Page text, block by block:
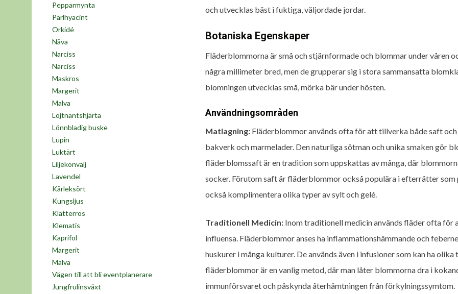
och utvecklas bäst i fuktiga, väljordade jordar.
Botaniska Egenskaper
Fläderblommorna är små och stjärnformade och blommar under våren
några millimeter bred, men de grupperar sig i stora sammansatta
blomningen utvecklas små, mörka bär under hösten.
Användningsområden
Matlagning: Fläderblommor används ofta för att tillverka både saft
bakverk och marmelader. Den naturliga sötman och unika smaken gör
fläderblomssaft är en tradition som uppskattas av många, där
socker. Förutom saft är fläderblommor också populära i efterrätter
också komplimentera olika typer av sylt och gelé.
Traditionell Medicin: Inom traditionell medicin används fläder ofta
influensa. Fläderblommor anses ha inflammationshämmande och
huskurer i många kulturer. De används även i infusioner som kan ha
fläderblommor är en vanlig metod, där man låter blommorna dra i
immunförsvaret och påskynda återhämtningen från förkylningssymtom.
Pepparmynta
Pärlhyacint
Orkidé
Näva
Narciss
Narciss
Maskros
Margerit
Malva
Löjtnantshjärta
Lönnbladig buske
Lupin
Luktärt
Liljekonvalj
Lavendel
Kärleksört
Kungsljus
Klätterros
Klematis
Kaprifol
Margerit
Malva
Vägen till att bli eventplanerare
Jungfrulinsväxt